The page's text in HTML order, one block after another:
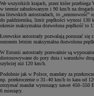
We wszystkich krajach, przez które
w terenie zabudowanym i 90 km/h na
na litewskich autostradach, to
do października, limit prędkości wynosi 130
okresie maksymalna dozwolona prędkość to
Łotewskie autostrady pozwalają poruszać się
sezonem letnim maksymalna dozwolona
W Estonii autostrady przeważnie są
dostosowywane do pory dnia i warunków
szybciej niż 120 km/h.
Podobnie jak w Polsce, mandaty za
np. przekroczenie o 31–40 km/h to kara od
otrzymać mandat wynoszący nawet 450–550
6 miesięcy.